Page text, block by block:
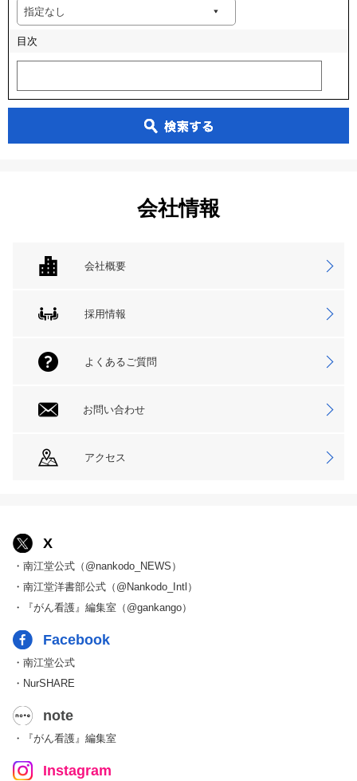
目次
会社情報
会社概要
採用情報
よくあるご質問
お問い合わせ
アクセス
X
・南江堂公式（@nankodo_NEWS）
・南江堂洋書部公式（@Nankodo_Intl）
・『がん看護』編集室（@gankango）
Facebook
・南江堂公式
・NurSHARE
note
・『がん看護』編集室
Instagram